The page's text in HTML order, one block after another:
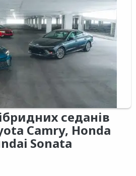
седанів
Camry, Honda
Sonata